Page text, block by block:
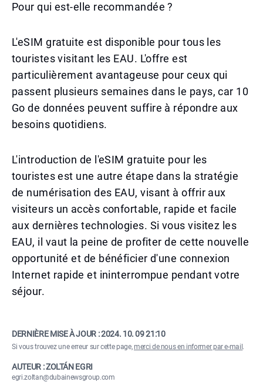
Pour qui est-elle recommandée ?
L'eSIM gratuite est disponible pour tous les
touristes visitant les EAU. L'offre est
particulièrement avantageuse pour ceux qui
passent plusieurs semaines dans le pays, car 10
Go de données peuvent suffire à répondre aux
besoins quotidiens.
L'introduction de l'eSIM gratuite pour les
touristes est une autre étape dans la stratégie
de numérisation des EAU, visant à offrir aux
visiteurs un accès confortable, rapide et facile
aux dernières technologies. Si vous visitez les
EAU, il vaut la peine de profiter de cette nouvelle
opportunité et de bénéficier d'une connexion
Internet rapide et ininterrompue pendant votre
séjour.
DERNIÈRE MISE À JOUR :2024. 10. 09 21:10
Si vous trouvez une erreur sur cette page,merci de nous en informer par e-mail .
AUTEUR : ZOLTÁN EGRI
egri.zoltan@dubainewsgroup.com